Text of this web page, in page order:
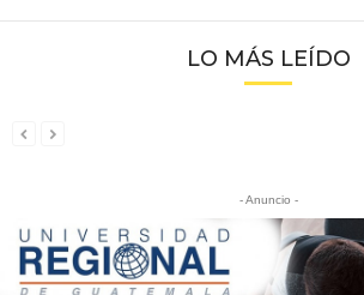
LO MÁS LEÍDO
- Anuncio -